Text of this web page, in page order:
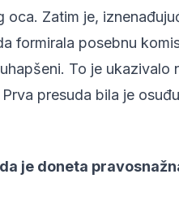
oca. Zatim je,
formirala posebnu
To je
presuda bila je
je doneta